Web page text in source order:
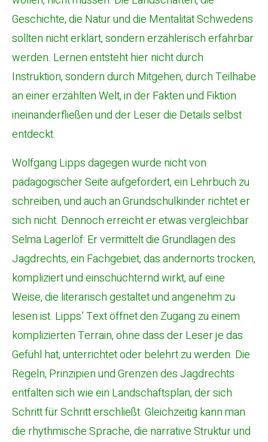
Geschichte, die Natur und die Mentalität Schwedens
sollten nicht erklärt, sondern erzählerisch erfahrbar
werden. Lernen entsteht hier nicht durch
Instruktion, sondern durch Mitgehen, durch Teilhabe
an einer erzählten Welt, in der Fakten und Fiktion
ineinanderfließen und der Leser die Details selbst
entdeckt.
Wolfgang Lipps dagegen wurde nicht von
pädagogischer Seite aufgefordert, ein Lehrbuch zu
schreiben, und auch an Grundschulkinder richtet er
sich nicht. Dennoch erreicht er etwas vergleichbar
Selma Lagerlöf: Er vermittelt die Grundlagen des
Jagdrechts, ein Fachgebiet, das andernorts trocken,
kompliziert und einschüchternd wirkt, auf eine
Weise, die literarisch gestaltet und angenehm zu
lesen ist. Lipps’ Text öffnet den Zugang zu einem
komplizierten Terrain, ohne dass der Leser je das
Gefühl hat, unterrichtet oder belehrt zu werden. Die
Regeln, Prinzipien und Grenzen des Jagdrechts
entfalten sich wie ein Landschaftsplan, der sich
Schritt für Schritt erschließt. Gleichzeitig kann man
die rhythmische Sprache, die narrative Struktur und